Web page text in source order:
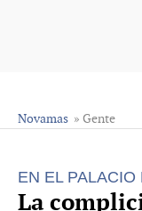
Novamas » Gente